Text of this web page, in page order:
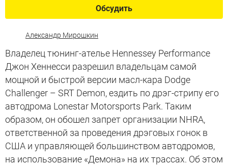
Обсудить
Александр Мирошкин
Владелец тюнинг-ателье Hennessey Performance
Джон Хеннесси разрешил владельцам самой
мощной и быстрой версии масл-кара Dodge
Challenger – SRT Demon, ездить по дрэг-стрипу его
автодрома Lonestar Motorsports Park. Таким
образом, он обошел запрет организации NHRA,
ответственной за проведения дрэговых гонок в
США и управляющей большинством автодромов,
на использование «Демона» на их трассах. Об этом